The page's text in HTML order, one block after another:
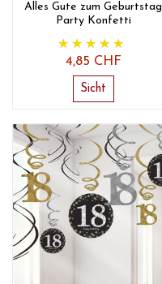
Alles Gute zum Geburtstag
Party Konfetti
4,85 CHF
Sicht